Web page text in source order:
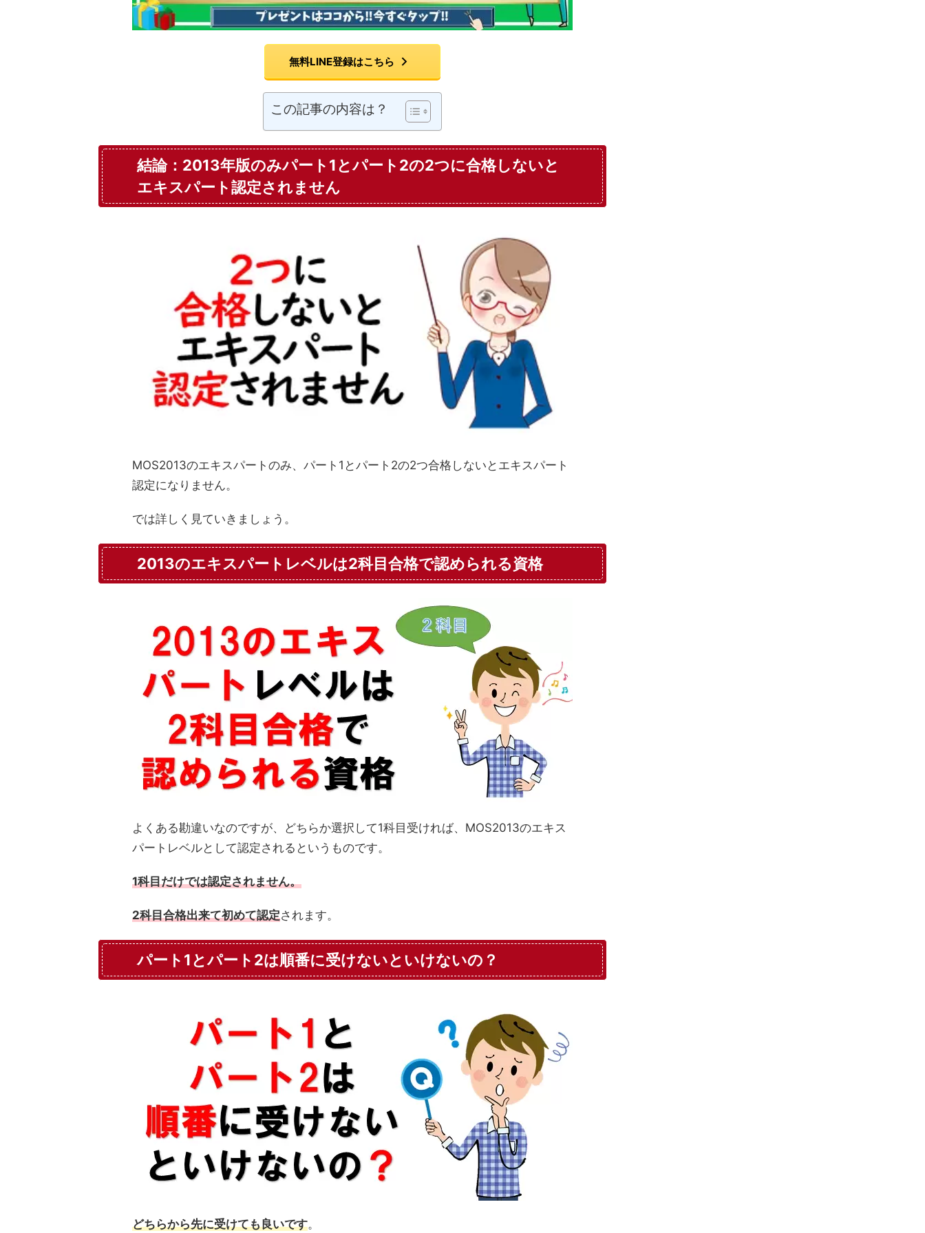
無料LINE登録はこちら
この記事の内容は？
結論：2013年版のみパート1とパート2の2つに合格しないと
エキスパート認定されません
MOS2013のエキスパートのみ、パート1とパート2の2つ合格しないとエキスパート
認定になりません。
では詳しく見ていきましょう。
2013のエキスパートレベルは2科目合格で認められる資格
よくある勘違いなのですが、どちらか選択して1科目受ければ、MOS2013のエキス
パートレベルとして認定されるというものです。
1科目だけでは認定されません。
2科目合格出来て初めて認定されます。
パート1とパート2は順番に受けないといけないの？
どちらから先に受けても良いです。